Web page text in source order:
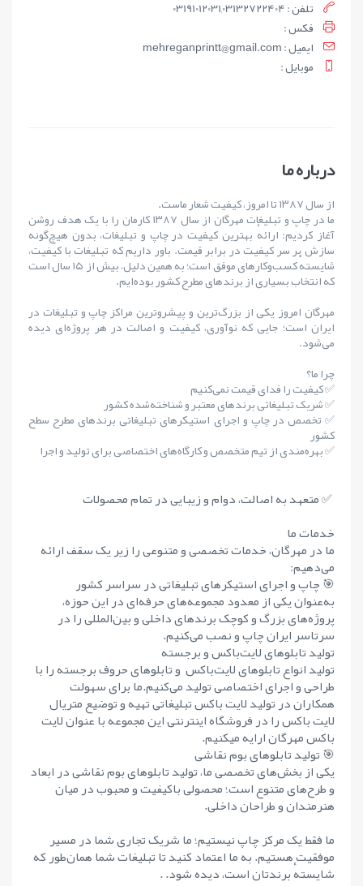
تلفن : 03191012031,03132722404
فکس :
ايميل : mehreganprintt@gmail.com
موبايل :
درباره ما
از سال ۱۳۸۷ تا امروز، کیفیت شعار ماست.
ما در چاپ و تبلیغات مهرگان از سال ۱۳۸۷ کارمان را با یک هدف روشن
آغاز کردیم: ارائهٔ بهترین کیفیت در چاپ و تبلیغات، بدون هیچ‌گونه
سازش بر سر کیفیت در برابر قیمت. باور داریم که تبلیغات با کیفیت،
شایستهٔ کسب‌وکارهای موفق است؛ به همین دلیل، بیش از ۱۵ سال است
که انتخاب بسیاری از برندهای مطرح کشور بوده‌ایم.
مهرگان امروز یکی از بزرگ‌ترین و پیشروترین مراکز چاپ و تبلیغات در
ایران است؛ جایی که نوآوری، کیفیت و اصالت در هر پروژه‌ای دیده
می‌شود.
چرا ما؟
✅ کیفیت را فدای قیمت نمی‌کنیم
✅ شریک تبلیغاتی برندهای معتبر و شناخته‌شده کشور
✅ تخصص در چاپ و اجرای استیکرهای تبلیغاتی برندهای مطرح سطح
کشور
✅ بهره‌مندی از تیم متخصص و کارگاه‌های اختصاصی برای تولید و اجرا
✅ متعهد به اصالت، دوام و زیبایی در تمام محصولات
خدمات ما
ما در مهرگان، خدمات تخصصی و متنوعی را زیر یک سقف ارائه
می‌دهیم:
🎯 چاپ و اجرای استیکرهای تبلیغاتی در سراسر کشور
به‌عنوان یکی از معدود مجموعه‌های حرفه‌ای در این حوزه،
پروژه‌های بزرگ و کوچک برندهای داخلی و بین‌المللی را در
سرتاسر ایران چاپ و نصب می‌کنیم.
تولید تابلوهای لایت‌باکس و برجسته
تولید انواع تابلوهای لایت‌باکس و تابلوهای حروف برجسته را با
طراحی و اجرای اختصاصی تولید می‌کنیم.ما برای سهولت
همکاران در تولید لایت باکس تبلیغاتی تهیه و توضیع متریال
لایت باکس را در فروشگاه اینترنتی این مجموعه با عنوان لایت
باکس مهرگان ارایه میکنیم.
🎯 تولید تابلوهای بوم نقاشی
یکی از بخش‌های تخصصی ما، تولید تابلوهای بوم نقاشی در ابعاد
و طرح‌های متنوع است؛ محصولی باکیفیت و محبوب در میان
هنرمندان و طراحان داخلی.
ما فقط یک مرکز چاپ نیستیم؛ ما شریک تجاری شما در مسیر
موفقیت هستیم. به ما اعتماد کنید تا تبلیغات شما همان‌طور که
شایستهٔ برندتان است، دیده شود. .